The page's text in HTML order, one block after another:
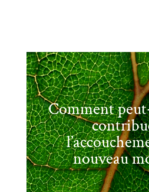
Comment
nouveau